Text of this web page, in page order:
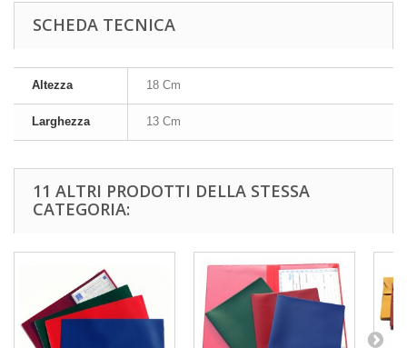
SCHEDA TECNICA
Altezza 18 Cm
Larghezza 13 Cm
11 ALTRI PRODOTTI DELLA STESSA
CATEGORIA: